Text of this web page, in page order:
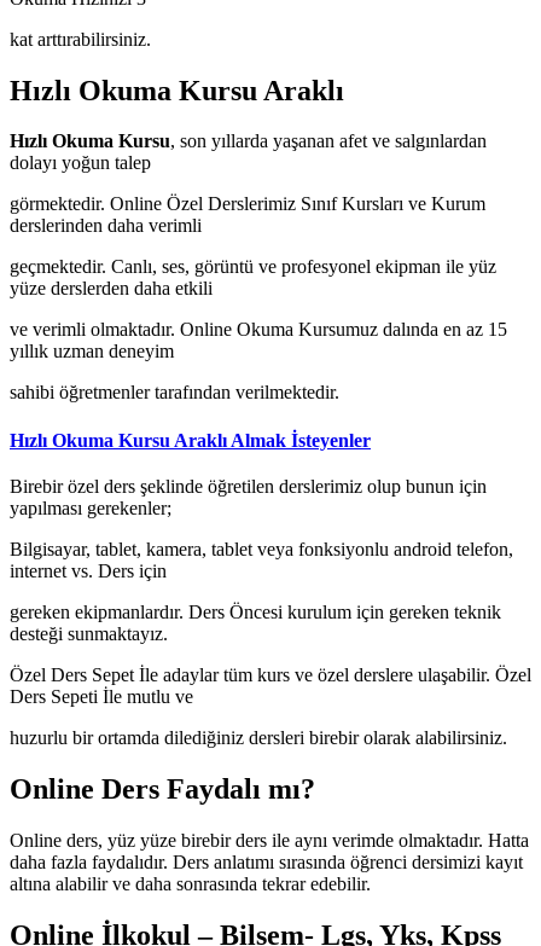
kat arttırabilirsiniz.
Hızlı Okuma Kursu Araklı
Hızlı Okuma Kursu, son yıllarda yaşanan afet ve salgınlardan
dolayı yoğun talep
görmektedir. Online Özel Derslerimiz Sınıf Kursları ve Kurum
derslerinden daha verimli
geçmektedir. Canlı, ses, görüntü ve profesyonel ekipman ile yüz
yüze derslerden daha etkili
ve verimli olmaktadır. Online Okuma Kursumuz dalında en az 15
yıllık uzman deneyim
sahibi öğretmenler tarafından verilmektedir.
Hızlı Okuma Kursu Araklı Almak İsteyenler
Birebir özel ders şeklinde öğretilen derslerimiz olup bunun için
yapılması gerekenler;
Bilgisayar, tablet, kamera, tablet veya fonksiyonlu android telefon,
internet vs. Ders için
gereken ekipmanlardır. Ders Öncesi kurulum için gereken teknik
desteği sunmaktayız.
Özel Ders Sepet İle adaylar tüm kurs ve özel derslere ulaşabilir. Özel
Ders Sepeti İle mutlu ve
huzurlu bir ortamda dilediğiniz dersleri birebir olarak alabilirsiniz.
Online Ders Faydalı mı?
Online ders, yüz yüze birebir ders ile aynı verimde olmaktadır. Hatta
daha fazla faydalıdır. Ders anlatımı sırasında öğrenci dersimizi kayıt
altına alabilir ve daha sonrasında tekrar edebilir.
Online İlkokul – Bilsem- Lgs, Yks, Kpss